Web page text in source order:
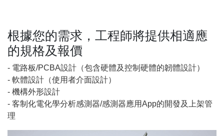
根據您的需求，工程師將提供相適應
的規格及報價
- 電路板/PCBA設計（包含硬體及控制硬體的韌體設計）
- 軟體設計（使用者介面設計）
- 機構外形設計
- 客制化電化學分析感測器/感測器應用App的開發及上架管
理